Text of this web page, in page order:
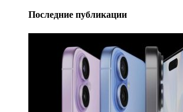
Последние публикации